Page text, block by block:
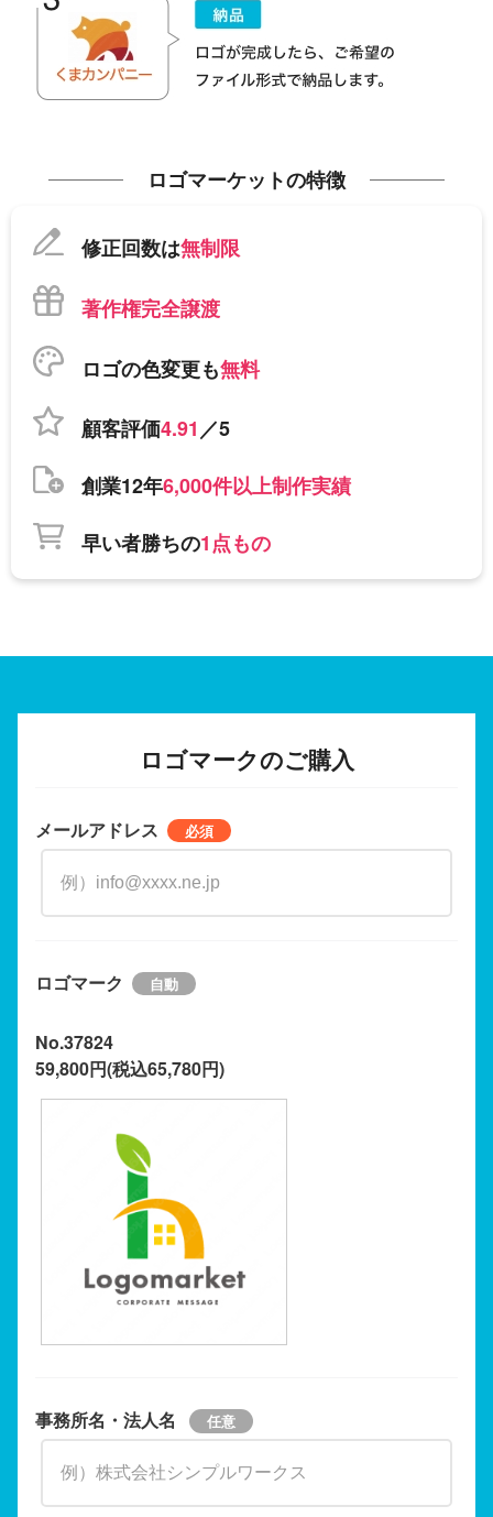
ロゴマーケットの特徴
修正回数は無制限
著作権完全譲渡
ロゴの色変更も無料
顧客評価4.91／5
創業12年6,000件以上制作実績
早い者勝ちの1点もの
ロゴマークのご購入
メールアドレス
ロゴマーク
No.37824
59,800円(税込65,780円)
事務所名・法人名